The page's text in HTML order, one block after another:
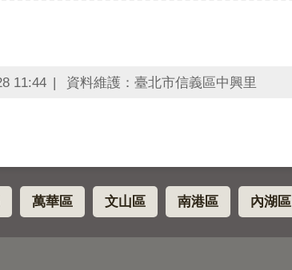
11:44 資料維護：臺北市信義區中興里
萬華區 文山區 南港區 內湖區